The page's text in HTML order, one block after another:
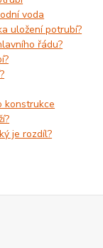
voda
uložení potrubí?
řádu?
konstrukce
je rozdíl?